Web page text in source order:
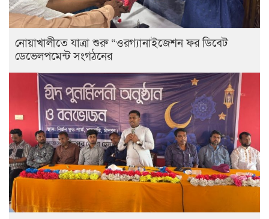
নোয়াখালীতে যাত্রা শুরু “ওরগ্যানাইজেশন ফর ডিবেট
ডেভেলপমেন্ট সংগঠনের